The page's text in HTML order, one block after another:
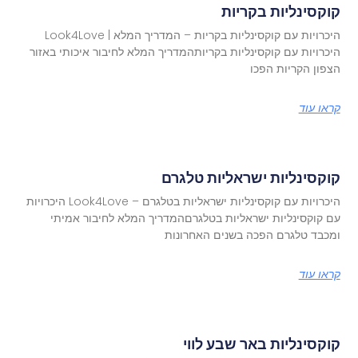
קוקסינליות בקריות
היכרויות עם קוקסינליות בקריות – המדריך המלא | Look4Love
היכרויות עם קוקסינליות בקריותהמדריך המלא לחיבור איכותי באזור
הצפון הקריות הפכו
קראו עוד
קוקסינליות ישראליות טלגרם
היכרויות עם קוקסינליות ישראליות בטלגרם – Look4Love היכרויות
עם קוקסינליות ישראליות בטלגרםהמדריך המלא לחיבור אמיתי
ומכבד טלגרם הפכה בשנים האחרונות
קראו עוד
קוקסינליות באר שבע לווי